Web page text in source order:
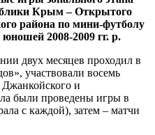
Крым – Открытого
района по мини-футболу
юношей 2008-2009 гг. р.
двух месяцев проходил в
участвовали восемь
Джанкойского и
были проведены игры в
с каждой), затем – матчи